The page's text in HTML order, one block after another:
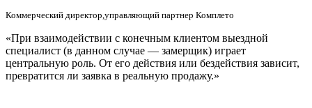
Коммерческий директор,управляющий партнер Комплето
«При взаимодействии с конечным клиентом выездной
специалист (в данном случае — замерщик) играет
центральную роль. От его действия или бездействия зависит,
превратится ли заявка в реальную продажу.»